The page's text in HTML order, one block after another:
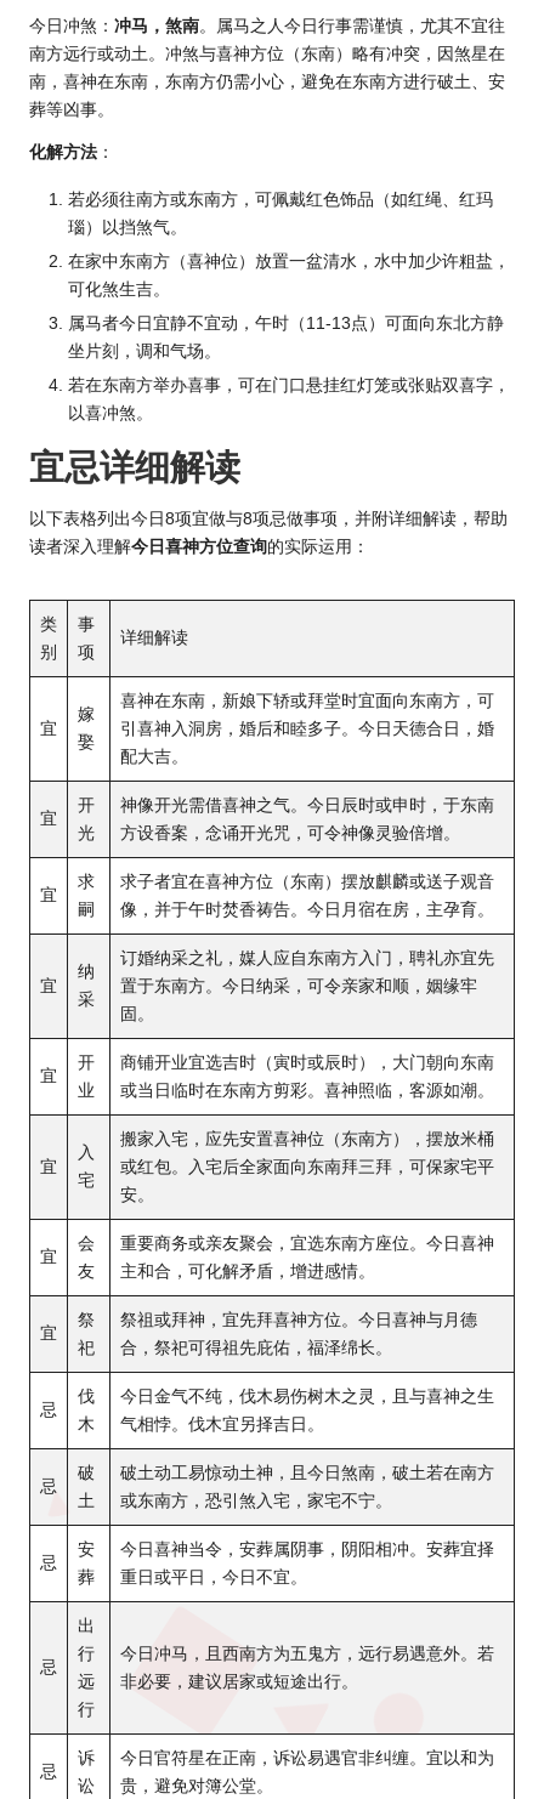
今日冲煞： 冲马，煞南。属马之人今日行事需谨慎，尤其不宜往
南方远行或动土。冲煞与喜神方位（东南）略有冲突，因煞星在
南，喜神在东南，东南方仍需小心，避免在东南方进行破土、安
葬等凶事。
化解方法 ：
若必须往南方或东南方，可佩戴红色饰品（如红绳、红玛
瑙）以挡煞气。
在家中东南方（喜神位）放置一盆清水，水中加少许粗盐，
可化煞生吉。
属马者今日宜静不宜动，午时（11-13点）可面向东北方静
坐片刻，调和气场。
若在东南方举办喜事，可在门口悬挂红灯笼或张贴双喜字，
以喜冲煞。
宜忌详细解读
以下表格列出今日8项宜做与8项忌做事项，并附详细解读，帮助
读者深入理解今日喜神方位查询 的实际运用：
类
别
事
项
详细解读
宜
嫁
娶
喜神在东南，新娘下轿或拜堂时宜面向东南方，可
引喜神入洞房，婚后和睦多子。今日天德合日，婚
配大吉。
宜
开
光
神像开光需借喜神之气。今日辰时或申时，于东南
方设香案，念诵开光咒，可令神像灵验倍增。
宜
求
嗣
求子者宜在喜神方位（东南）摆放麒麟或送子观音
像，并于午时焚香祷告。今日月宿在房，主孕育。
宜
纳
采
订婚纳采之礼，媒人应自东南方入门，聘礼亦宜先
置于东南方。今日纳采，可令亲家和顺，姻缘牢
固。
宜
开
业
商铺开业宜选吉时（寅时或辰时），大门朝向东南
或当日临时在东南方剪彩。喜神照临，客源如潮。
宜
入
宅
搬家入宅，应先安置喜神位（东南方），摆放米桶
或红包。入宅后全家面向东南拜三拜，可保家宅平
安。
宜
会
友
重要商务或亲友聚会，宜选东南方座位。今日喜神
主和合，可化解矛盾，增进感情。
宜
祭
祀
祭祖或拜神，宜先拜喜神方位。今日喜神与月德
合，祭祀可得祖先庇佑，福泽绵长。
忌
伐
木
今日金气不纯，伐木易伤树木之灵，且与喜神之生
气相悖。伐木宜另择吉日。
忌
破
土
破土动工易惊动土神，且今日煞南，破土若在南方
或东南方，恐引煞入宅，家宅不宁。
忌
安
葬
今日喜神当令，安葬属阴事，阴阳相冲。安葬宜择
重日或平日，今日不宜。
忌
出
行
远
行
今日冲马，且西南方为五鬼方，远行易遇意外。若
非必要，建议居家或短途出行。
忌
诉
讼
今日官符星在正南，诉讼易遇官非纠缠。宜以和为
贵，避免对簿公堂。